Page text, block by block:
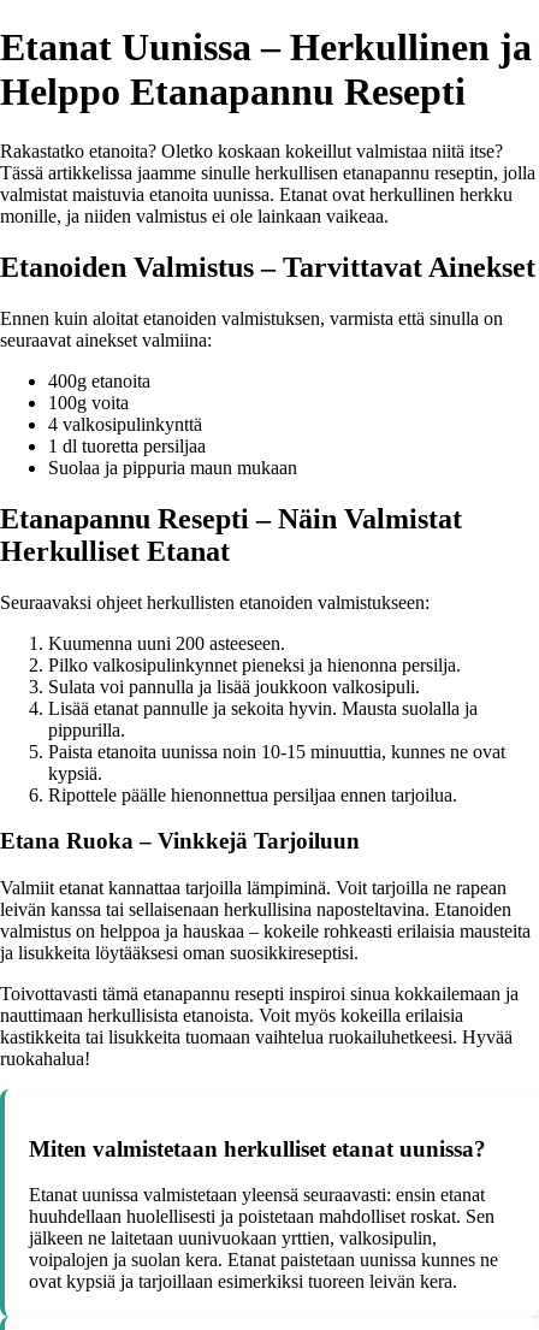
Etanat Uunissa – Herkullinen ja
Helppo Etanapannu Resepti
Rakastatko etanoita? Oletko koskaan kokeillut valmistaa niitä itse?
Tässä artikkelissa jaamme sinulle herkullisen etanapannu reseptin, jolla
valmistat maistuvia etanoita uunissa. Etanat ovat herkullinen herkku
monille, ja niiden valmistus ei ole lainkaan vaikeaa.
Etanoiden Valmistus – Tarvittavat Ainekset
Ennen kuin aloitat etanoiden valmistuksen, varmista että sinulla on
seuraavat ainekset valmiina:
400g etanoita
100g voita
4 valkosipulinkynttä
1 dl tuoretta persiljaa
Suolaa ja pippuria maun mukaan
Etanapannu Resepti – Näin Valmistat
Herkulliset Etanat
Seuraavaksi ohjeet herkullisten etanoiden valmistukseen:
Kuumenna uuni 200 asteeseen.
Pilko valkosipulinkynnet pieneksi ja hienonna persilja.
Sulata voi pannulla ja lisää joukkoon valkosipuli.
Lisää etanat pannulle ja sekoita hyvin. Mausta suolalla ja
pippurilla.
Paista etanoita uunissa noin 10-15 minuuttia, kunnes ne ovat
kypsiä.
Ripottele päälle hienonnettua persiljaa ennen tarjoilua.
Etana Ruoka – Vinkkejä Tarjoiluun
Valmiit etanat kannattaa tarjoilla lämpiminä. Voit tarjoilla ne rapean
leivän kanssa tai sellaisenaan herkullisina naposteltavina. Etanoiden
valmistus on helppoa ja hauskaa – kokeile rohkeasti erilaisia mausteita
ja lisukkeita löytääksesi oman suosikkireseptisi.
Toivottavasti tämä etanapannu resepti inspiroi sinua kokkailemaan ja
nauttimaan herkullisista etanoista. Voit myös kokeilla erilaisia
kastikkeita tai lisukkeita tuomaan vaihtelua ruokailuhetkeesi. Hyvää
ruokahalua!
Miten valmistetaan herkulliset etanat uunissa?
Etanat uunissa valmistetaan yleensä seuraavasti: ensin etanat
huuhdellaan huolellisesti ja poistetaan mahdolliset roskat. Sen
jälkeen ne laitetaan uunivuokaan yrttien, valkosipulin,
voipalojen ja suolan kera. Etanat paistetaan uunissa kunnes ne
ovat kypsiä ja tarjoillaan esimerkiksi tuoreen leivän kera.